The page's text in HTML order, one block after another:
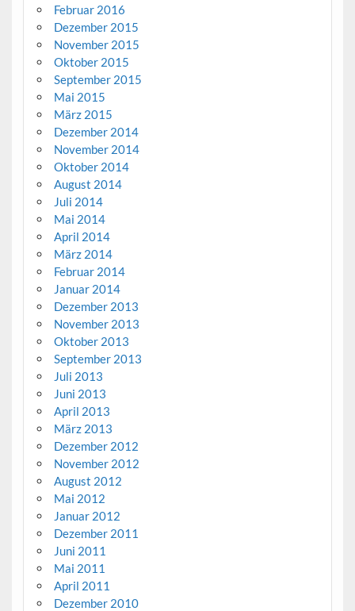
Februar 2016
Dezember 2015
November 2015
Oktober 2015
September 2015
Mai 2015
März 2015
Dezember 2014
November 2014
Oktober 2014
August 2014
Juli 2014
Mai 2014
April 2014
März 2014
Februar 2014
Januar 2014
Dezember 2013
November 2013
Oktober 2013
September 2013
Juli 2013
Juni 2013
April 2013
März 2013
Dezember 2012
November 2012
August 2012
Mai 2012
Januar 2012
Dezember 2011
Juni 2011
Mai 2011
April 2011
Dezember 2010